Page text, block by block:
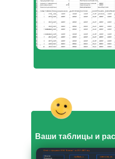
Ваши таблицы и